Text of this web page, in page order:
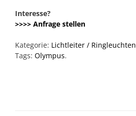
Interesse?
>>>> Anfrage stellen
Kategorie: Lichtleiter / Ringleuchten
Tags: Olympus.